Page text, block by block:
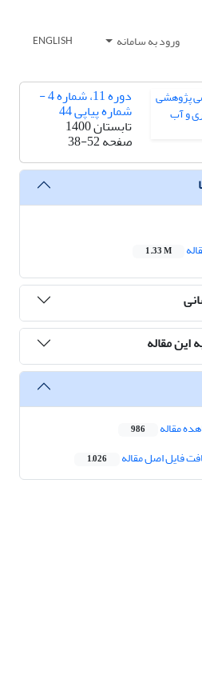
ورود به سامانه ENGLISH
دوره 11، شماره 4 -
شماره پیاپی 44
تابستان 1400
صفحه38-52
1.33 M
این مقاله
مقاله 986
فایل اصل مقاله 1,026